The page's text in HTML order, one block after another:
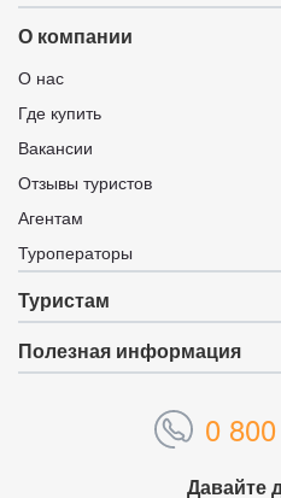
О компании
О нас
Где купить
Вакансии
Отзывы туристов
Агентам
Туроператоры
Туристам
Полезная информация
0
Давайте